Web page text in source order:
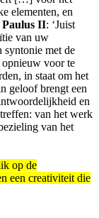
elementen, en
Paulus II: ‘Juist
van uw
met de
opnieuw voor te
in staat om het
geloof brengt een
en
van het werk
van het
op de
een creativiteit die